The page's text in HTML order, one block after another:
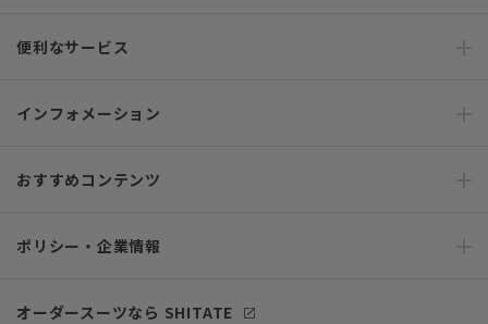
便利なサービス
インフォメーション
おすすめコンテンツ
ポリシー・企業情報
オーダースーツなら SHITATE